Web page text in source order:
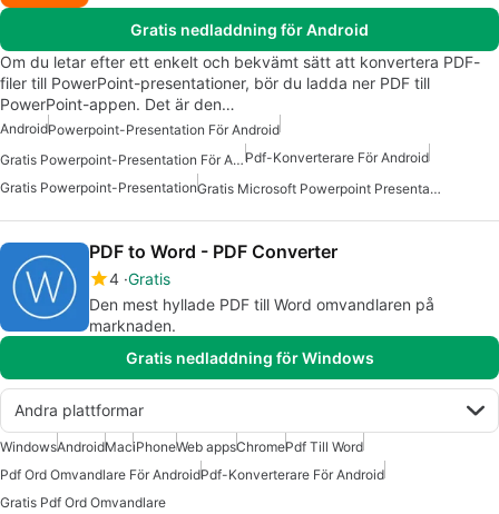
Gratis nedladdning för Android
Om du letar efter ett enkelt och bekvämt sätt att konvertera PDF-
filer till PowerPoint-presentationer, bör du ladda ner PDF till
PowerPoint-appen. Det är den…
AndroidPowerpoint-Presentation För Android
Gratis Powerpoint-Presentation För AndroidPdf-Konverterare För Android
Gratis Powerpoint-Presentation
Gratis Microsoft Powerpoint Presentation För Android
PDF to Word - PDF Converter
4 Gratis
Den mest hyllade PDF till Word omvandlaren på
marknaden.
Gratis nedladdning för Windows
Andra plattformar
WindowsAndroidMaciPhoneWeb appsChromePdf Till Word
Pdf Ord Omvandlare För AndroidPdf-Konverterare För Android
Gratis Pdf Ord Omvandlare